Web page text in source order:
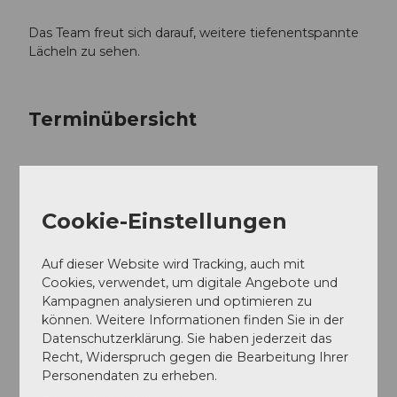
Das Team freut sich darauf, weitere tiefenentspannte
Lächeln zu sehen.
Terminübersicht
Gut zu wissen
Allgemeine Informationen
Anmeldung erforderlich
Preisinformationen
Cookie-Einstellungen
Auf dieser Website wird Tracking, auch mit
Cookies, verwendet, um digitale Angebote und
Kampagnen analysieren und optimieren zu
können. Weitere Informationen finden Sie in der
Datenschutzerklärung. Sie haben jederzeit das
Recht, Widerspruch gegen die Bearbeitung Ihrer
Personendaten zu erheben.